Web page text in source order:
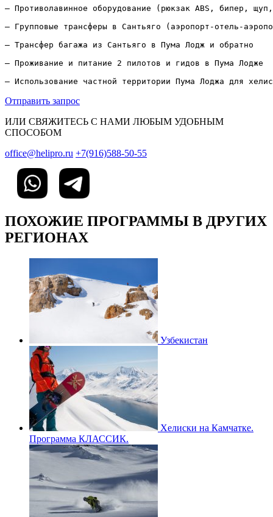
– Противолавинное оборудование (рюкзак ABS, бипер,
– Групповые трансферы в Сантьяго (аэропорт-отель-
– Трансфер багажа из Сантьяго в Пума Лодж и обратно
– Проживание и питание 2 пилотов и гидов в Пума Лодже
– Использование частной территории Пума Лоджа для
Отправить запрос
ИЛИ СВЯЖИТЕСЬ С НАМИ ЛЮБЫМ УДОБНЫМ
СПОСОБОМ
office@helipro.ru +7(916)588-50-55
ПОХОЖИЕ ПРОГРАММЫ В ДРУГИХ
РЕГИОНАХ
Узбекистан
Хелиски на Камчатке.
Программа КЛАССИК.